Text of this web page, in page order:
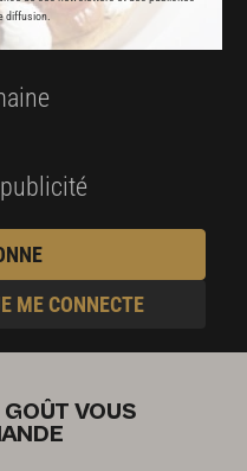
diffusion.
et pâtisserie
ME CONNECTE
VOUS